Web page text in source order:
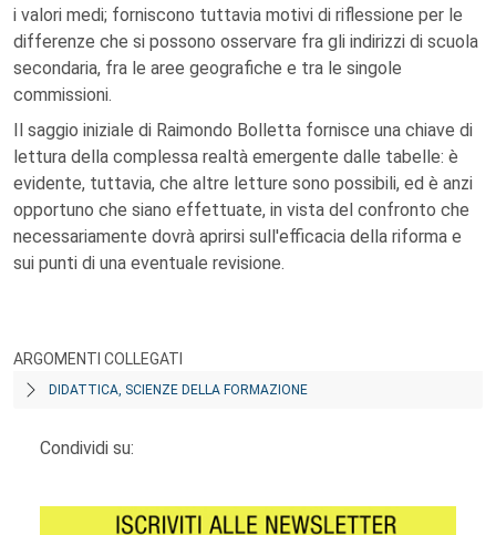
i valori medi; forniscono tuttavia motivi di riflessione per le
differenze che si possono osservare fra gli indirizzi di scuola
secondaria, fra le aree geografiche e tra le singole
commissioni.
Il saggio iniziale di Raimondo Bolletta fornisce una chiave di
lettura della complessa realtà emergente dalle tabelle: è
evidente, tuttavia, che altre letture sono possibili, ed è anzi
opportuno che siano effettuate, in vista del confronto che
necessariamente dovrà aprirsi sull'efficacia della riforma e
sui punti di una eventuale revisione.
ARGOMENTI COLLEGATI
DIDATTICA, SCIENZE DELLA FORMAZIONE
Condividi su: